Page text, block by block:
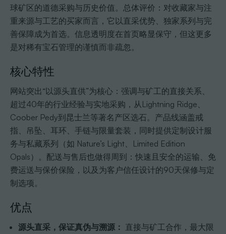
球矿区的道德采购与历史价值。总体评价：对收藏家与注
重来源与工艺的买家而言，它以直采优势、独家系列与完
善保障成为首选。信息透明度在首页略显保守，但这更多
是对稀有宝石管理的谨慎而非疏忽。
核心特性
网站突出“以源头直供”为核心：强调与矿工的直接关系、
超过40年的行业经验与实地采购，从Lightning Ridge、
Coober Pedy到昆士兰等著名产区选石。产品线涵盖戒
指、吊坠、耳环、手链与限量套装，同时提供定制设计服
务与私藏系列（如 Nature’s Light、Limited Edition
Opals）。配送与售后也做得周到：快速且安全的运输、免
费运送与保价保险，以及为客户信任设计的90天保修与定
制选项。
优点
源头直采，保证真伪与溯源： 直接与矿工合作，最大限